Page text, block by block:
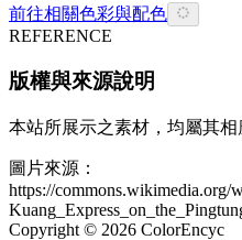
前往相關色彩與配色
REFERENCE
版權與來源說明
本站所展示之素材，均屬其相
圖片來源：
https://
Copyright © 2026 ColorEncyc